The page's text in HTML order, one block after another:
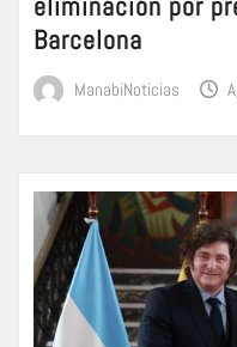
Barcelona
ManabiNoticias